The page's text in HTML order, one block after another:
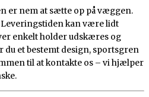
er nem at sætte op på væggen.
kan være lidt
enkelt holder udskæres og
du et bestemt design, sportsgren
til at kontakte os – vi hjælper